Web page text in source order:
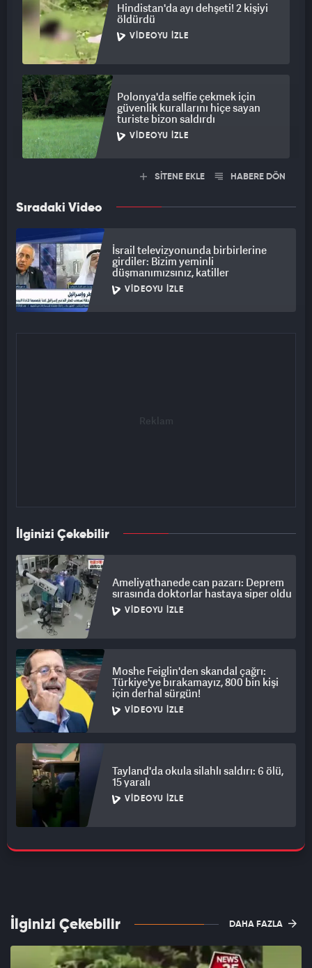
Hindistan'da ayı dehşeti! 2 kişiyi
öldürdü
VIDEOYU İZLE
Polonya'da selfie çekmek için
güvenlik kurallarını hiçe sayan
turiste bizon saldırdı
VIDEOYU İZLE
SİTENE EKLE HABERE DÖN
Sıradaki Video
İsrail televizyonunda birbirlerine
girdiler: Bizim yeminli
düşmanımızsınız, katiller
VIDEOYU İZLE
İlginizi Çekebilir
Ameliyathanede can pazarı: Deprem
sırasında doktorlar hastaya siper oldu
VIDEOYU İZLE
Moshe Feiglin'den skandal çağrı:
Türkiye'ye bırakamayız, 800 bin kişi
için derhal sürgün!
VIDEOYU İZLE
Tayland'da okula silahlı saldırı: 6 ölü,
15 yaralı
VIDEOYU İZLE
İlginizi Çekebilir DAHA FAZLA